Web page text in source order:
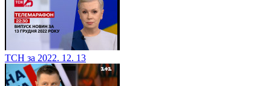
ТСН за 2022. 12. 13